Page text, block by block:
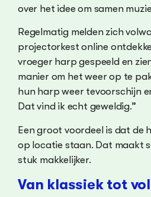
over het idee om samen
Regelmatig melden zich
projectorkest online
vroeger harp gespeeld en
manier om het weer op te
hun harp weer tevoorschijn
Dat vind ik echt geweldig.”
Een groot voordeel is dat de
op locatie staan. Dat maakt
stuk makkelijker.
Van klassiek tot